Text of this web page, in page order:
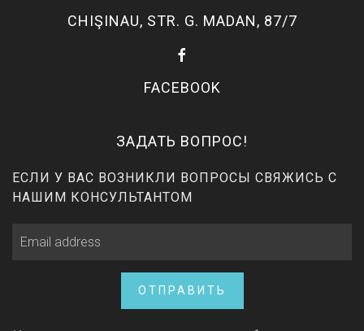
CHIŞINAU, STR. G. MADAN, 87/7
FACEBOOK
ЗАДАТЬ ВОПРОС!
ЕСЛИ У ВАС ВОЗНИКЛИ ВОПРОСЫ СВЯЖИСЬ С
НАШИМ КОНСУЛЬТАНТОМ
ОТПРАВИТЬ